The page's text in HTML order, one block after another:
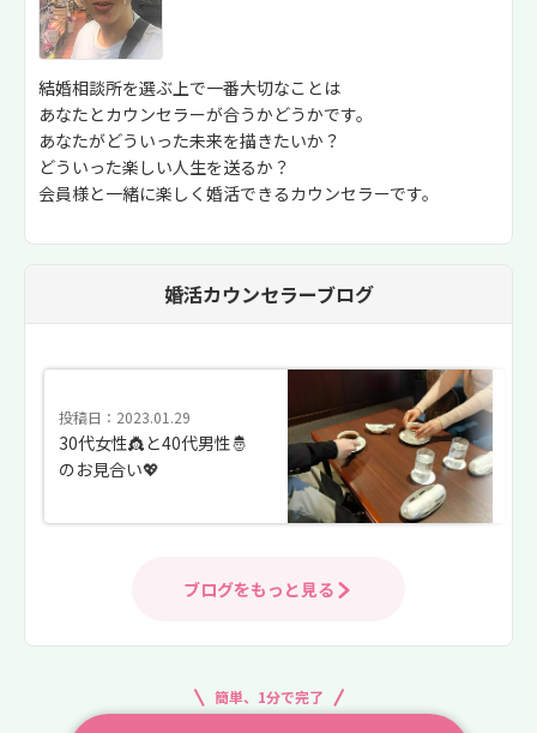
結婚相談所を選ぶ上で一番大切なことは
あなたとカウンセラーが合うかどうかです。
あなたがどういった未来を描きたいか？
どういった楽しい人生を送るか？
会員様と一緒に楽しく婚活できるカウンセラーです。
婚活カウンセラーブログ
投稿日：2023.01.29
30代女性👸と40代男性🤴
のお見合い💖
ブログをもっと見る
簡単、1分で完了